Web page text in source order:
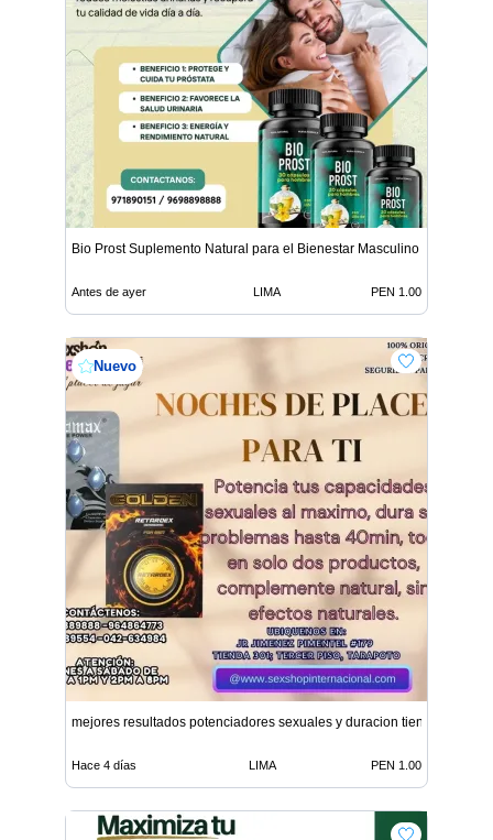
Bio Prost Suplemento Natural para el Bienestar Masculino
Antes de ayer LIMA PEN 1.00
Nuevo
mejores resultados potenciadores sexuales y duracion tiendas
Hace 4 días LIMA PEN 1.00